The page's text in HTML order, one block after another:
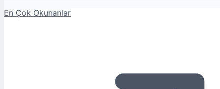
En Çok Okunanlar